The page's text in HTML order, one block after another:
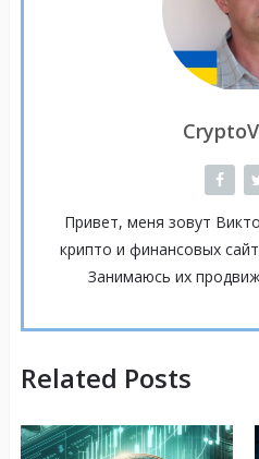
Привет, меня зовут
крипто и финансовых
Занимаюсь их
Related Posts